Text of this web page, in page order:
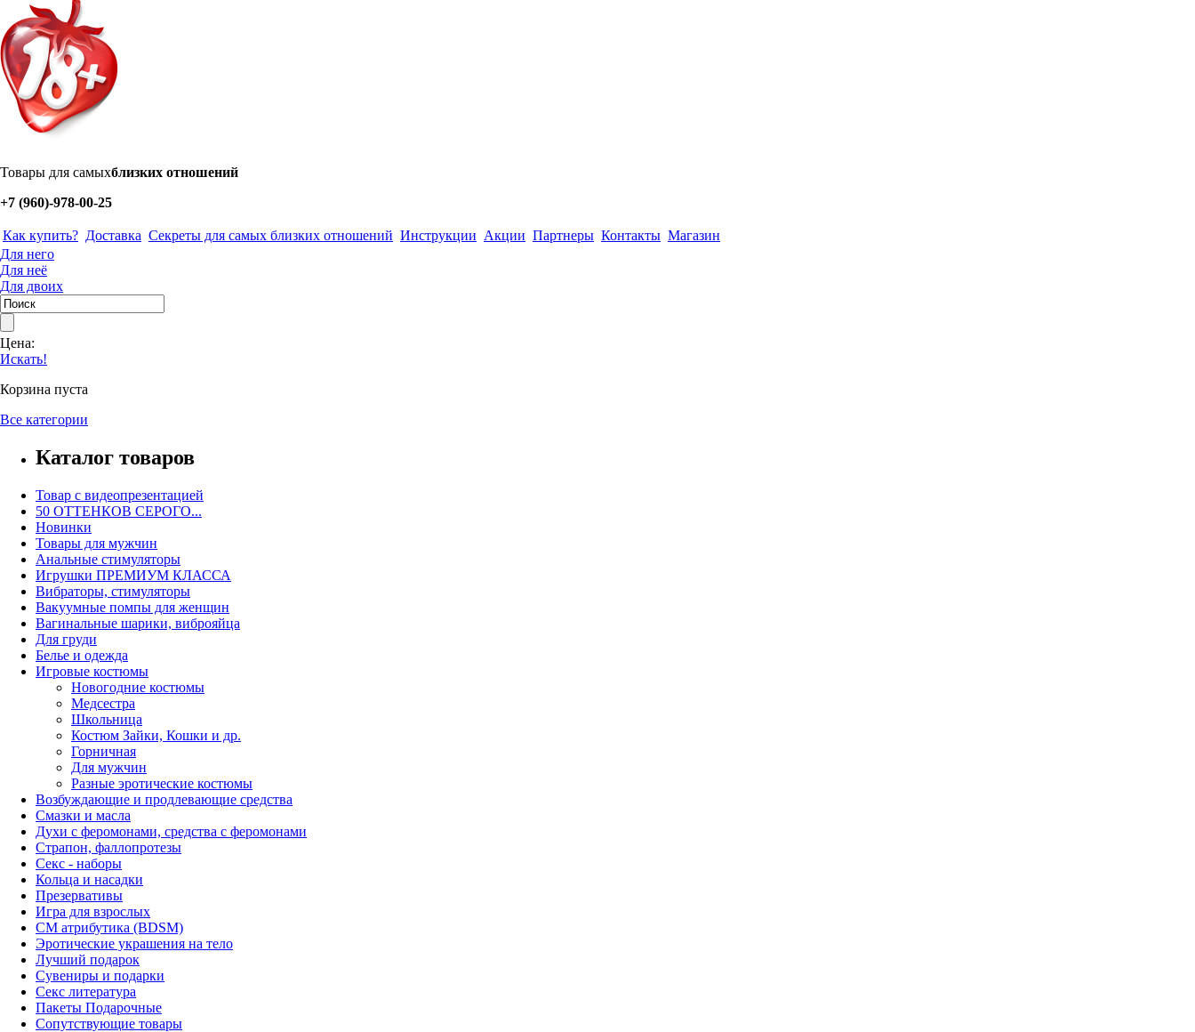
Товары для самыхблизких отношений
+7 (960)-978-00-25
Как купить? Доставка Секреты для самых близких отношений Инструкции Акции Партнеры Контакты Магазин
Для него
Для неё
Для двоих
Цена:
Искать!
Корзина пуста
Все категории
Каталог товаров
Товар с видеопрезентацией
50 ОТТЕНКОВ СЕРОГО...
Новинки
Товары для мужчин
Анальные стимуляторы
Игрушки ПРЕМИУМ КЛАССА
Вибраторы, стимуляторы
Вакуумные помпы для женщин
Вагинальные шарики, виброяйца
Для груди
Белье и одежда
Игровые костюмы
Новогодние костюмы
Медсестра
Школьница
Костюм Зайки, Кошки и др.
Горничная
Для мужчин
Разные эротические костюмы
Возбуждающие и продлевающие средства
Смазки и масла
Духи с феромонами, средства с феромонами
Страпон, фаллопротезы
Секс - наборы
Кольца и насадки
Презервативы
Игра для взрослых
СМ атрибутика (BDSM)
Эротические украшения на тело
Лучший подарок
Сувениры и подарки
Секс литература
Пакеты Подарочные
Сопутствующие товары